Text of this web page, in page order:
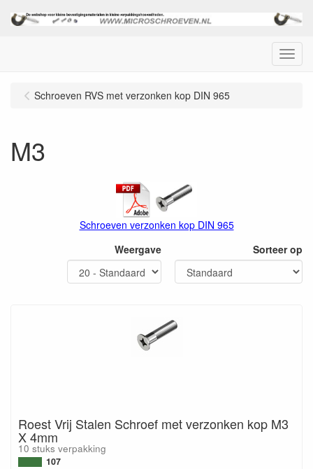
Menu
Schroeven RVS met verzonken kop DIN 965
M3
Schroeven verzonken kop DIN 965
Weergave
Sorteer op
Roest Vrij Stalen Schroef met verzonken kop M3
X 4mm
10 stuks verpakking
107